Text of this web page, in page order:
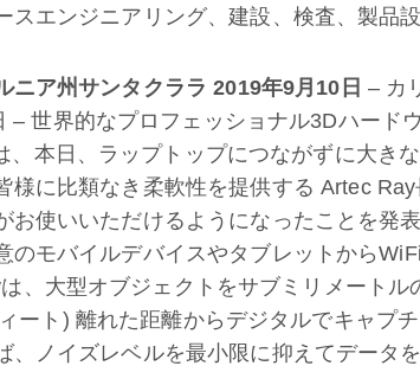
スエンジニアリング、建設、検査、製品
ニア州サンタクララ 2019年9月 10 日 – カ
– 世界的なプロフェッショナル3Dハード
、本日、ラップトップにつながずに大き
様に比類なき柔軟性を提供する Artec
お使いいただけるようになったことを発
のモバイルデバイスやタブレットから
、大型オブジェクトをサブミリメート
ート) 離れた距離からデジタルでキャプ
、ノイズレベルを最小限に抑えてデータ